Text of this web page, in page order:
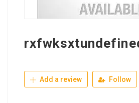
Add a review Follow